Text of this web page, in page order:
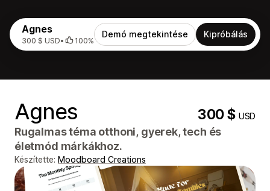
Agnes
300 $ USD• 100%
Demó megtekintése Kipróbálás
Agnes 300 $USD
Rugalmas téma otthoni, gyerek, tech és
életmód márkákhoz.
Készítette: Moodboard Creations